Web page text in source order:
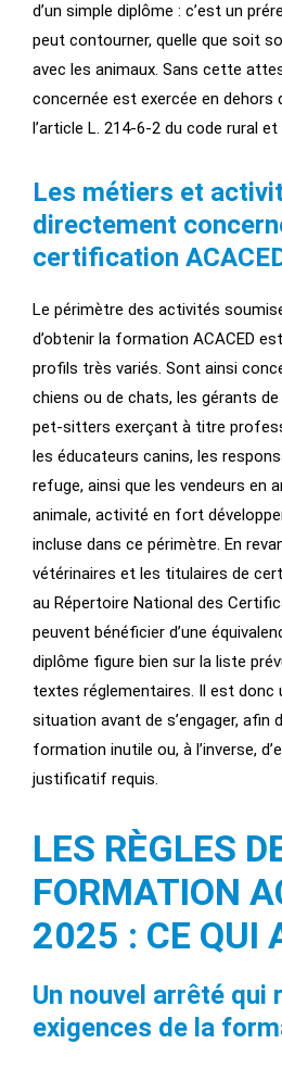
d’un simple diplôme : c’est un
peut contourner, quelle que soit
avec les animaux. Sans cette
concernée est exercée en dehors
l’article L. 214-6-2 du code rural
Les métiers et
directement
certification
Le périmètre des activités
d’obtenir la formation ACACED
profils très variés. Sont ainsi
chiens ou de chats, les gérants
pet-sitters exerçant à titre
les éducateurs canins, les
refuge, ainsi que les vendeurs en
animale, activité en fort
incluse dans ce périmètre. En
vétérinaires et les titulaires de
au Répertoire National des
peuvent bénéficier d’une
diplôme figure bien sur la liste
textes réglementaires. Il est donc
situation avant de s’engager, afin
formation inutile ou, à l’inverse,
justificatif requis.
LES RÈGLES
FORMATION
2025 : CE QUI
Un nouvel arrêté qui
exigences de la